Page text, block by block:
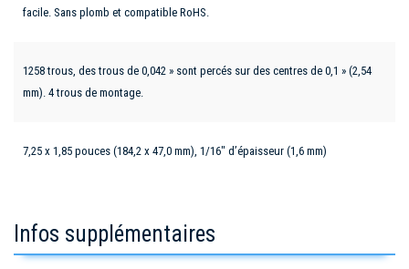
facile. Sans plomb et compatible RoHS.
1258 trous, des trous de 0,042 » sont percés sur des centres de 0,1 » (2,54
mm). 4 trous de montage.
7,25 x 1,85 pouces (184,2 x 47,0 mm), 1/16" d’épaisseur (1,6 mm)
Infos supplémentaires